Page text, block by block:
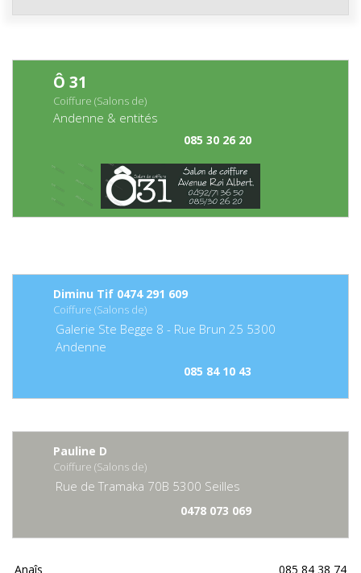
Ô 31
Coiffure (Salons de)
Andenne & entités
085 30 26 20
Diminu Tif 0474 291 609
Coiffure (Salons de)
Galerie Ste Begge 8 - Rue Brun 25 5300
Andenne
085 84 10 43
Pauline D
Coiffure (Salons de)
Rue de Tramaka 70B 5300 Seilles
0478 073 069
Anaîs 085 84 38 74